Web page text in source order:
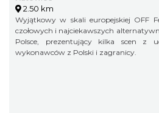
2.50 km
Wyjątkowy w skali europejskiej OFF
czołowych i najciekawszych
Polsce, prezentujący kilka scen z
wykonawców z Polski i zagranicy.